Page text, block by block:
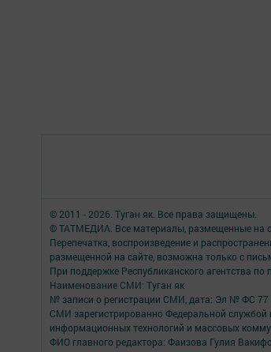
© 2011 - 2026. Туган як. Все права защищены.
© ТАТМЕДИА. Все материалы, размещенные на
Перепечатка, воспроизведение и
размещенной на сайте, возможна только с
При поддержке Республиканского агентства
Наименование СМИ: Туган як
№ записи о регистрации СМИ, дата: Эл № ФС 77
СМИ зарегистрированно Федеральной службой
информационных технологий и массовых
ФИО главного редактора: Фаизова Гулия